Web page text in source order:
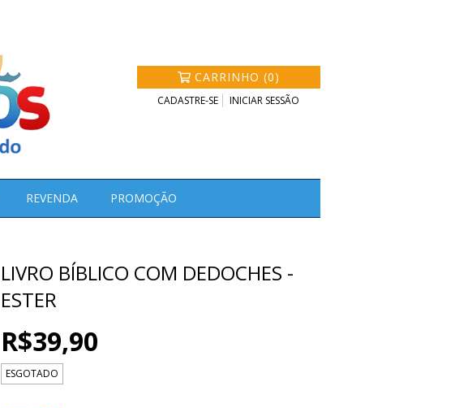
CARRINHO (0)
CADASTRE-SE INICIAR SESSÃO
REVENDA PROMOÇÃO
LIVRO BÍBLICO COM DEDOCHES -
ESTER
R$39,90
ESGOTADO